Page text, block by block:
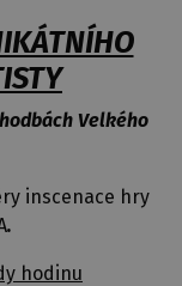
Velkého
inscenace hry
.
hodinu